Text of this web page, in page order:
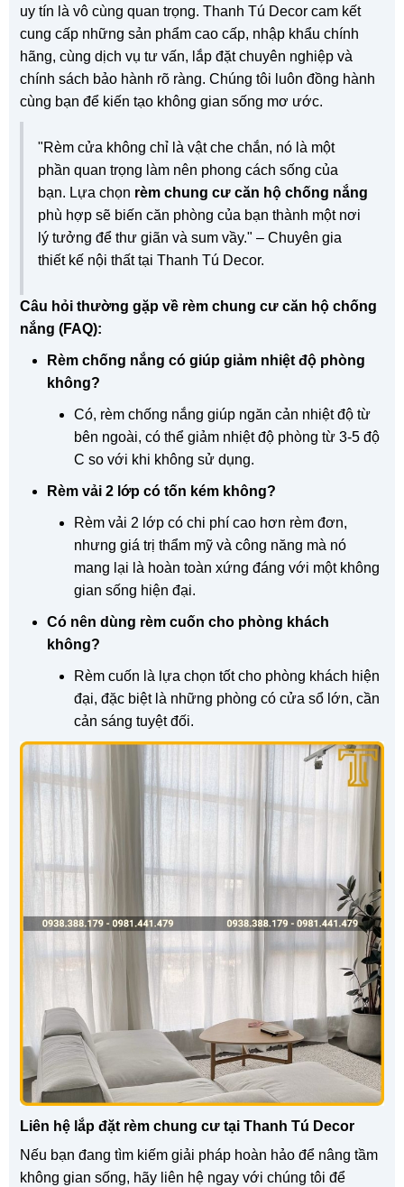
uy tín là vô cùng quan trọng. Thanh Tú Decor cam kết
cung cấp những sản phẩm cao cấp, nhập khẩu chính
hãng, cùng dịch vụ tư vấn, lắp đặt chuyên nghiệp và
chính sách bảo hành rõ ràng. Chúng tôi luôn đồng hành
cùng bạn để kiến tạo không gian sống mơ ước.
"Rèm cửa không chỉ là vật che chắn, nó là một
phần quan trọng làm nên phong cách sống của
bạn. Lựa chọn rèm chung cư căn hộ chống nắng
phù hợp sẽ biến căn phòng của bạn thành một nơi
lý tưởng để thư giãn và sum vầy." – Chuyên gia
thiết kế nội thất tại Thanh Tú Decor.
Câu hỏi thường gặp về rèm chung cư căn hộ chống
nắng (FAQ):
Rèm chống nắng có giúp giảm nhiệt độ phòng
không?
Có, rèm chống nắng giúp ngăn cản nhiệt độ từ
bên ngoài, có thể giảm nhiệt độ phòng từ 3-5 độ
C so với khi không sử dụng.
Rèm vải 2 lớp có tốn kém không?
Rèm vải 2 lớp có chi phí cao hơn rèm đơn,
nhưng giá trị thẩm mỹ và công năng mà nó
mang lại là hoàn toàn xứng đáng với một không
gian sống hiện đại.
Có nên dùng rèm cuốn cho phòng khách
không?
Rèm cuốn là lựa chọn tốt cho phòng khách hiện
đại, đặc biệt là những phòng có cửa sổ lớn, cần
cản sáng tuyệt đối.
Liên hệ lắp đặt rèm chung cư tại Thanh Tú Decor
Nếu bạn đang tìm kiếm giải pháp hoàn hảo để nâng tầm
không gian sống, hãy liên hệ ngay với chúng tôi để